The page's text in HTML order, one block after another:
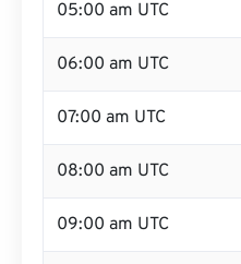
05:00 am UTC
06:00 am UTC
07:00 am UTC
08:00 am UTC
09:00 am UTC